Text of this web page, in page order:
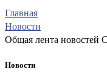
Главная
Новости
Общая лента новостей
Новости